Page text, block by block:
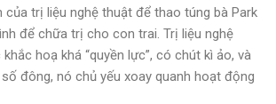
của trị liệu nghệ thuật để thao túng bà Park
để chữa trị cho con trai. Trị liệu nghệ
hoạ khá “quyền lực”, có chút kì ảo, và
đông, nó chủ yếu xoay quanh hoạt động